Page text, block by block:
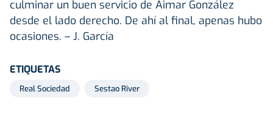
culminar un buen servicio de Aimar González
desde el lado derecho. De ahí al final, apenas hubo
ocasiones. – J. García
ETIQUETAS
Real Sociedad Sestao River